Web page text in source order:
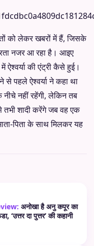
को लेकर खबरों में हैं, जिसके
नजर आ रहा है। आइए
की एंट्री कैसे हुई।
पहले ऐश्वर्या ने कहा था
नहीं रहेंगी, लेकिन तब
तभी शादी करेंगे जब वह एक
पिता के साथ मिलकर यह
अनोखा है अनु कपूर का
दा पुत्तर’ की कहानी